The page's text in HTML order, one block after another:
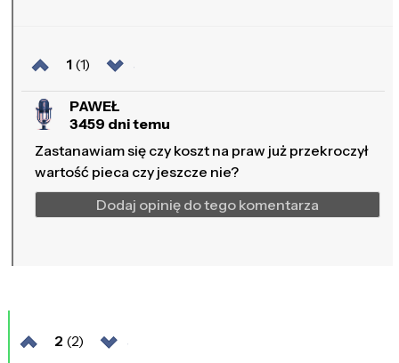
1(1)
PAWEŁ
3459 dni temu
Zastanawiam się czy koszt na praw już przekroczył
wartość pieca czy jeszcze nie?
Dodaj opinię do tego komentarza
2 (2)